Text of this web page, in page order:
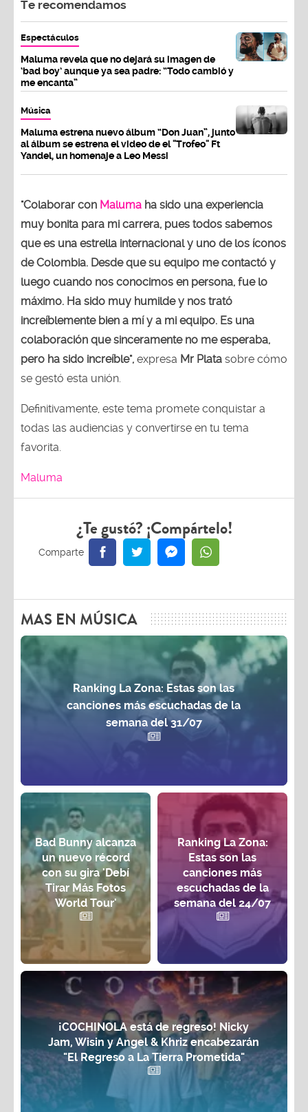
Te recomendamos
Espectáculos
Maluma revela que no dejará su imagen de
‘bad boy’ aunque ya sea padre: “Todo cambió y
me encanta”
Música
Maluma estrena nuevo álbum “Don Juan”, junto
al álbum se estrena el video de el "Trofeo" Ft
Yandel, un homenaje a Leo Messi
"Colaborar con Maluma ha sido una experiencia
muy bonita para mi carrera, pues todos sabemos
que es una estrella internacional y uno de los íconos
de Colombia. Desde que su equipo me contactó y
luego cuando nos conocimos en persona, fue lo
máximo. Ha sido muy humilde y nos trató
increíblemente bien a mí y a mi equipo. Es una
colaboración que sinceramente no me esperaba,
pero ha sido increíble", expresa Mr Plata sobre cómo
se gestó esta unión.
Definitivamente, este tema promete conquistar a
todas las audiencias y convertirse en tu tema
favorita.
Maluma
¿Te gustó? ¡Compártelo!
MAS EN MÚSICA
Ranking La Zona: Estas son las
canciones más escuchadas de la
semana del 31/07
Bad Bunny alcanza
un nuevo récord
con su gira 'Debí
Tirar Más Fotos
World Tour'
Ranking La Zona:
Estas son las
canciones más
escuchadas de la
semana del 24/07
¡COCHINOLA está de regreso! Nicky
Jam, Wisin y Angel & Khriz encabezarán
"El Regreso a La Tierra Prometida"